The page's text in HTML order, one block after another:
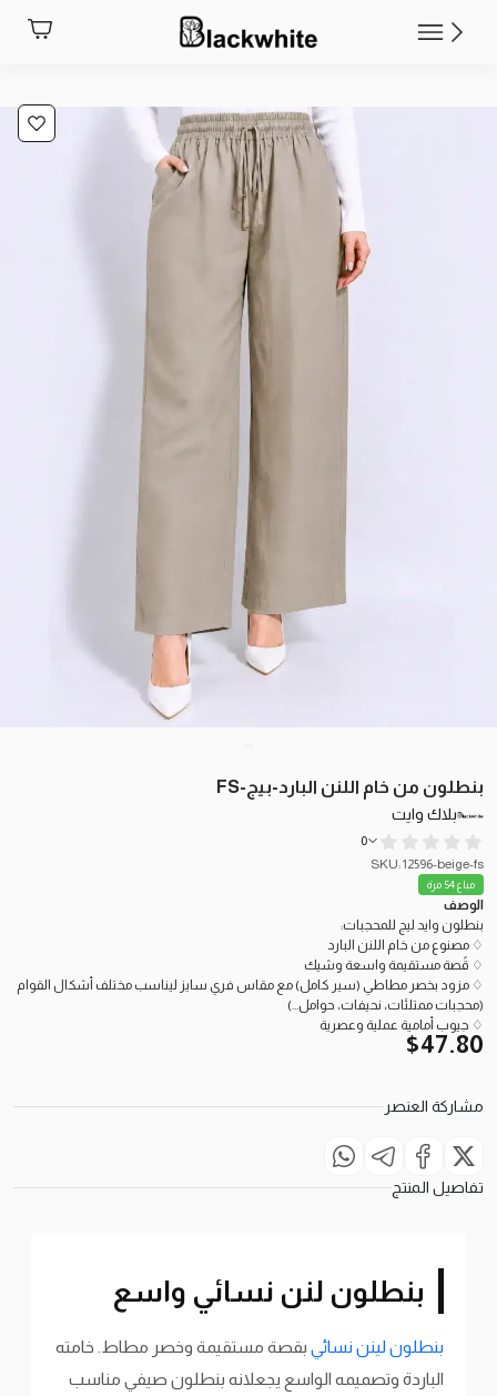
بنطلون من خام اللنن البارد-بيج-FS
بلاك وايت
0
SKU: 12596-beige-fs
مباع 54 مرة
الوصف
بنطلون وايد ليج للمحجبات:
♢ مصنوع من خام اللنن البارد
♢ قًصة مستقيمة واسعة وشيك
♢ مزود بخصر مطاطي (سير كامل) مع مقاس فري سايز ليناسب مختلف أشكال القوام
(محجبات ممتلئات، نحيفات، حوامل...)
♢ جيوب أمامية عملية وعصرية
47.80
$
مشاركة العنصر
تفاصيل المنتج
بنطلون لنن نسائي واسع
بنطلون لينن نسائي بقصة مستقيمة وخصر مطاط. خامته
الباردة وتصميمه الواسع يجعلانه بنطلون صيفي مناسب